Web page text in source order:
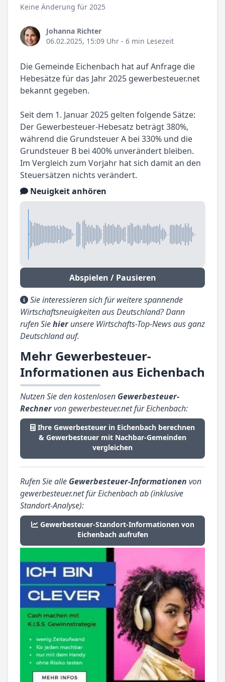
Keine Änderung für 2025
Johanna Richter
06.02.2025, 15:09 Uhr - 6 min Lesezeit
Die Gemeinde Eichenbach hat auf Anfrage die
Hebesätze für das Jahr 2025 gewerbesteuer.net
bekannt gegeben.
Seit dem 1. Januar 2025 gelten folgende Sätze:
Der Gewerbesteuer-Hebesatz beträgt 380%,
während die Grundsteuer A bei 330% und die
Grundsteuer B bei 400% unverändert bleiben.
Im Vergleich zum Vorjahr hat sich damit an den
Steuersätzen nichts verändert.
Neuigkeit anhören
Abspielen / Pausieren
Sie interessieren sich für weitere spannende
Wirtschaftsneuigkeiten aus Deutschland? Dann
rufen Siehierunsere Wirtschafts-Top-News aus ganz
Deutschland auf.
Mehr Gewerbesteuer-
Informationen aus Eichenbach
Nutzen Sie den kostenlosen Gewerbesteuer-
Rechnervon gewerbesteuer.net für Eichenbach:
Ihre Gewerbesteuer in Eichenbach berechnen
& Gewerbesteuer mit Nachbar-Gemeinden
vergleichen
Rufen Sie alle Gewerbesteuer-Informationen von
gewerbesteuer.net für Eichenbach ab (inklusive
Standort-Analyse):
Gewerbesteuer-Standort-Informationen von
Eichenbach aufrufen